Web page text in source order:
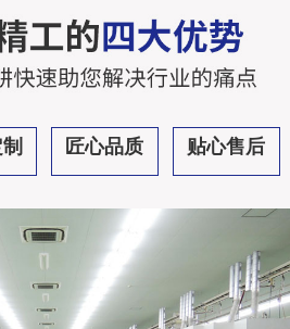
匠心品质 贴心售后